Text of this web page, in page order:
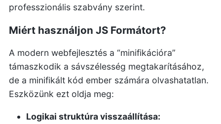
professzionális szabvány szerint.
Miért használjon JS Formátort?
A modern webfejlesztés a “minifikációra”
támaszkodik a sávszélesség megtakarításához,
de a minifikált kód ember számára olvashatatlan.
Eszközünk ezt oldja meg:
Logikai struktúra visszaállítása: